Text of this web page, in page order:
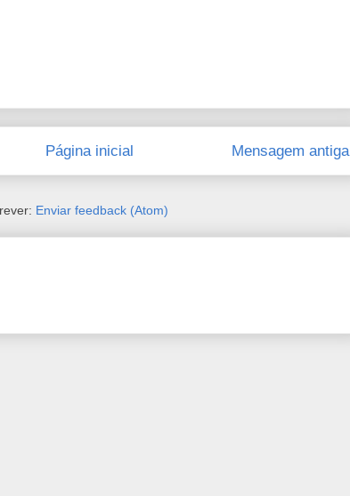
Mensagem antiga
Página inicial
Enviar feedback (Atom)